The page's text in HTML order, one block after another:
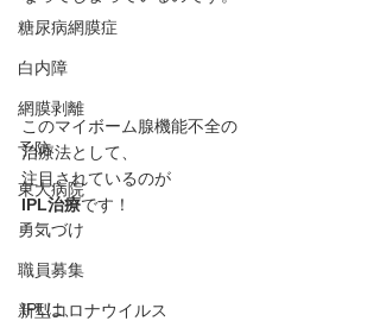
糖尿病網膜症
白内障
網膜剥離
予防
東大病院
勇気づけ
職員募集
新型コロナウイルス
このマイボーム腺機能不全の
治療法として、
注目されているのが
IPL治療です！
IPLは、